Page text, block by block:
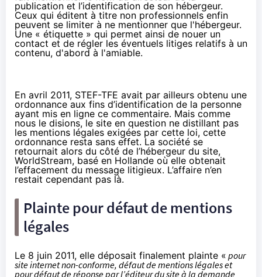
publication et l’identification de son hébergeur.
Ceux qui éditent à titre non professionnels enfin
peuvent se limiter à ne mentionner que l'hébergeur.
Une « étiquette » qui permet ainsi de nouer un
contact et de régler les éventuels litiges relatifs à un
contenu, d'abord à l'amiable.
En avril 2011, STEF-TFE avait par ailleurs obtenu une
ordonnance aux fins d’identification de la personne
ayant mis en ligne ce commentaire. Mais comme
nous le disions, le site en question ne distillant pas
les mentions légales exigées par cette loi, cette
ordonnance resta sans effet. La société se
retournait alors du côté de l’hébergeur du site,
WorldStream, basé en Hollande où elle obtenait
l’effacement du message litigieux. L’affaire n’en
restait cependant pas là.
Plainte pour défaut de mentions
légales
Le 8 juin 2011, elle déposait finalement plainte « pour
site internet non-conforme, défaut de mentions légales et
pour défaut de réponse par l’éditeur du site à la demande